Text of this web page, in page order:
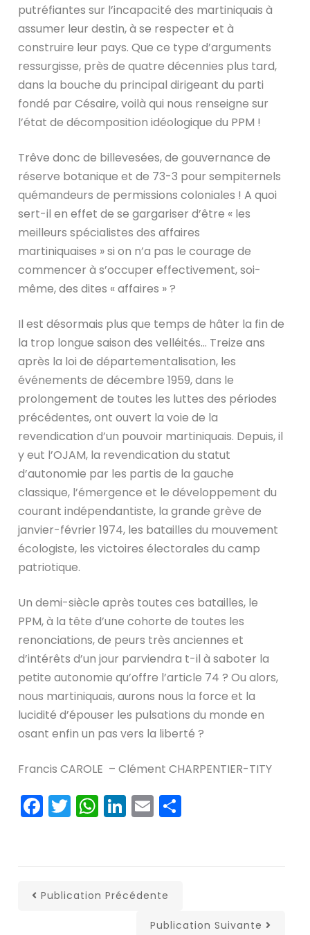
putréfiantes sur l’incapacité des martiniquais à
assumer leur destin, à se respecter et à
construire leur pays. Que ce type d’arguments
ressurgisse, près de quatre décennies plus tard,
dans la bouche du principal dirigeant du parti
fondé par Césaire, voilà qui nous renseigne sur
l’état de décomposition idéologique du PPM !
Trêve donc de billevesées, de gouvernance de
réserve botanique et de 73-3 pour sempiternels
quémandeurs de permissions coloniales ! A quoi
sert-il en effet de se gargariser d’être « les
meilleurs spécialistes des affaires
martiniquaises » si on n’a pas le courage de
commencer à s’occuper effectivement, soi-
même, des dites « affaires » ?
Il est désormais plus que temps de hâter la fin de
la trop longue saison des velléités… Treize ans
après la loi de départementalisation, les
événements de décembre 1959, dans le
prolongement de toutes les luttes des périodes
précédentes, ont ouvert la voie de la
revendication d’un pouvoir martiniquais. Depuis, il
y eut l’OJAM, la revendication du statut
d’autonomie par les partis de la gauche
classique, l’émergence et le développement du
courant indépendantiste, la grande grève de
janvier-février 1974, les batailles du mouvement
écologiste, les victoires électorales du camp
patriotique.
Un demi-siècle après toutes ces batailles, le
PPM, à la tête d’une cohorte de toutes les
renonciations, de peurs très anciennes et
d’intérêts d’un jour parviendra t-il à saboter la
petite autonomie qu’offre l’article 74 ? Ou alors,
nous martiniquais, aurons nous la force et la
lucidité d’épouser les pulsations du monde en
osant enfin un pas vers la liberté ?
Francis CAROLE – Clément CHARPENTIER-TITY
Facebook
Twitter
WhatsApp
LinkedIn
Email
Publication Précédente
Publication Suivante